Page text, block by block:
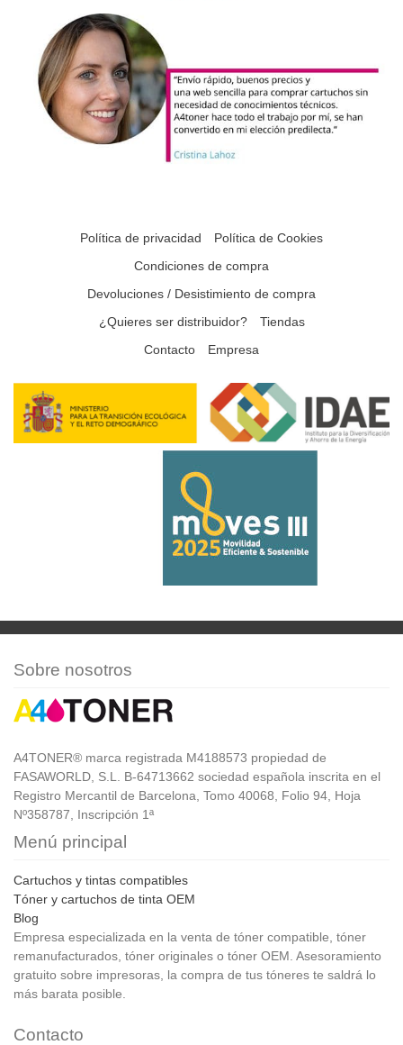
Política de privacidad
Política de Cookies
Condiciones de compra
Devoluciones / Desistimiento de compra
¿Quieres ser distribuidor?
Tiendas
Contacto
Empresa
Sobre nosotros
A4TONER® marca registrada M4188573 propiedad de
FASAWORLD, S.L. B-64713662 sociedad española inscrita en el
Registro Mercantil de Barcelona, Tomo 40068, Folio 94, Hoja
Nº358787, Inscripción 1ª
Menú principal
Cartuchos y tintas compatibles
Tóner y cartuchos de tinta OEM
Blog
Empresa especializada en la venta de tóner compatible, tóner
remanufacturados, tóner originales o tóner OEM. Asesoramiento
gratuito sobre impresoras, la compra de tus tóneres te saldrá lo
más barata posible.
Contacto